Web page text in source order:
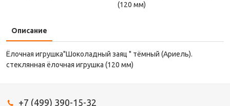
(120 мм)
Описание
Ёлочная игрушка"Шоколадный заяц " тёмный (Ариель).
стеклянная ёлочная игрушка (120 мм)
+7 (499) 390-15-32